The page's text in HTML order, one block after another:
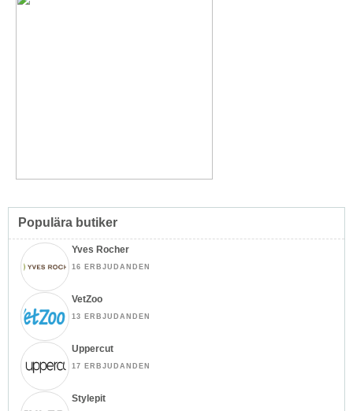
Populära butiker
Yves Rocher
16 ERBJUDANDEN
VetZoo
13 ERBJUDANDEN
Uppercut
17 ERBJUDANDEN
Stylepit